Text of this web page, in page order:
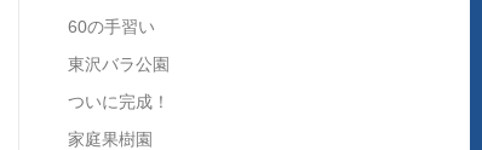
60の手習い
東沢バラ公園
ついに完成！
家庭果樹園